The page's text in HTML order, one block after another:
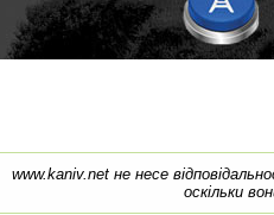
www.kaniv.net не несе
оскільки